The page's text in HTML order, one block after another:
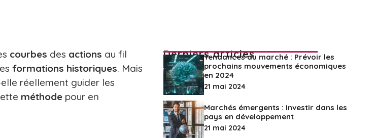
courbes des actions au fil
formations historiques. Mais
réellement guider les
méthode pour en
Derniers articles
Tendances du marché : Prévoir les
prochains mouvements économiques
en 2024
21 mai 2024
Marchés émergents : Investir dans les
pays en développement
21 mai 2024